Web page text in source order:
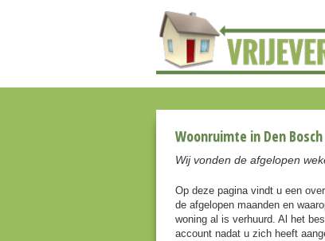
Woonruimte in Den Bosch
Wij vonden de afgelopen
Op deze pagina vindt u een
de afgelopen maanden en
woning al is verhuurd. Al het
account nadat u zich heeft